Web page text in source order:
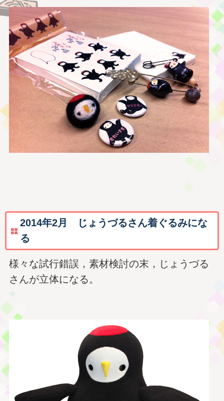
2014年2月 じょうづるさん着ぐるみにな
る
様々な試行錯誤，素材検討の末，じょうづる
さんが立体になる。